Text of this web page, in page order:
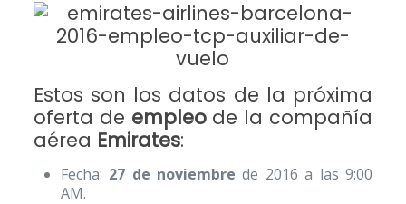
Estos son los datos de la próxima
oferta de empleode la compañía
aérea Emirates:
Fecha: 27 de noviembre de 2016 a las 9:00
AM.